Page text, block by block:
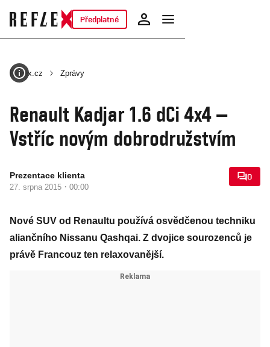
Předplatné
Reflex.cz Zprávy
Renault Kadjar 1.6 dCi 4x4 –
Vstříc novým dobrodružstvím
Prezentace klienta
27. srpna 2015 · 00:00
0
Nové SUV od Renaultu používá osvědčenou techniku
aliančního Nissanu Qashqai. Z dvojice sourozenců je
právě Francouz ten relaxovanější.